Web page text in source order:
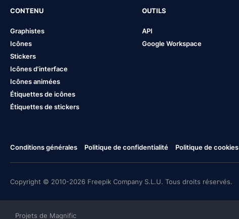
CONTENU
Graphistes
Icônes
Stickers
Icônes d'interface
Icônes animées
Étiquettes de icônes
Étiquettes de stickers
OUTILS
API
Google Workspace
Conditions générales Politique de confidentialité Politique de cookies
Copyright © 2010-2026 Freepik Company S.L.U. Tous droits réservés.
Projets de Magnific